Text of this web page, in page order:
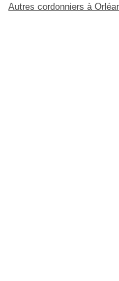
Autres cordonniers à